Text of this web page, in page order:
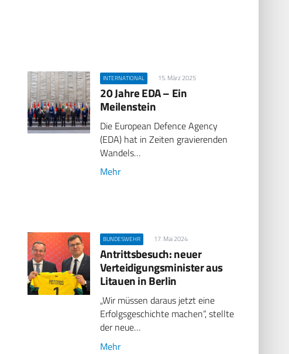
INTERNATIONAL 15. März 2025
20 Jahre EDA – Ein
Meilenstein
Die European Defence Agency
(EDA) hat in Zeiten gravierenden
Wandels…
Mehr
BUNDESWEHR 17. Mai 2024
Antrittsbesuch: neuer
Verteidigungsminister aus
Litauen in Berlin
„Wir müssen daraus jetzt eine
Erfolgsgeschichte machen“, stellte
der neue…
Mehr